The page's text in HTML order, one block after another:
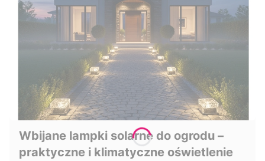
Wbijane lampki solarne do ogrodu –
praktyczne i klimatyczne oświetlenie